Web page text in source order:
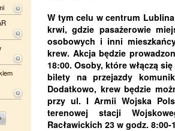
W tym celu w centrum
krwi, gdzie pasażerowie
osobowych i inni
krew. Akcja będzie
18:00. Osoby, które włączą
bilety na przejazdy
Dodatkowo, krew będzie
przy ul. I Armii Wojska
terenowej stacji
Racławickich 23 w godz. 8:00-